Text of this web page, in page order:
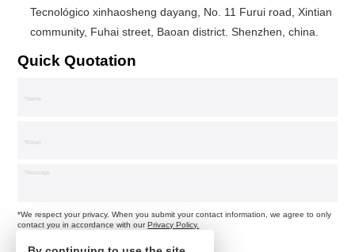
Tecnológico xinhaosheng dayang, No. 11 Furui road, Xintian
community, Fuhai street, Baoan district. Shenzhen, china.
Quick Quotation
*We respect your privacy. When you submit your contact information, we agree to only
contact you in accordance with ourPrivacy Policy.